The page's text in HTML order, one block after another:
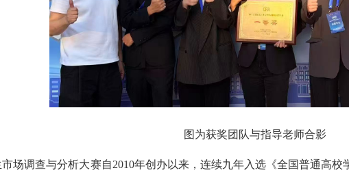
图为获奖团队与指导老师合影
场调查与分析大赛自2010年创办以来，连续九年入选《全国普通高